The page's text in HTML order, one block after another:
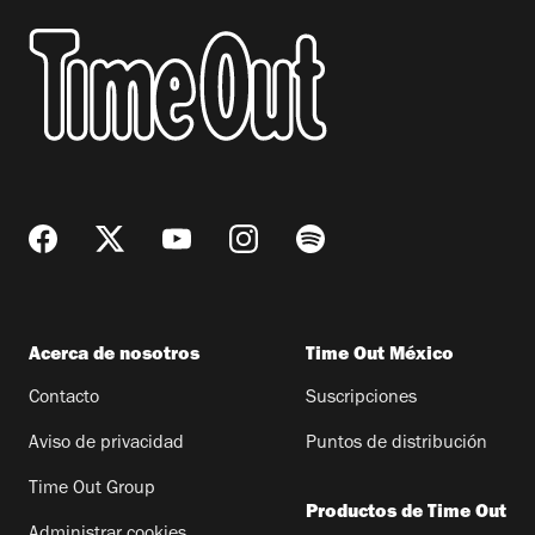
Acerca de nosotros
Contacto
Aviso de privacidad
Time Out Group
Time Out México
Suscripciones
Puntos de distribución
Productos de Time Out